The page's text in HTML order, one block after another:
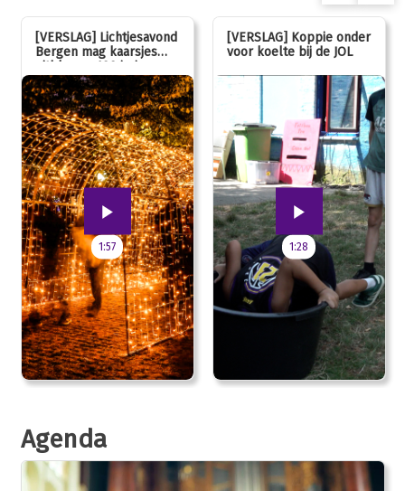
[VERSLAG] Lichtjesavond
Bergen mag kaarsjes
uitblazen: 100 jarig
jubileum!
1:57
[VERSLAG] Koppie onder
voor koelte bij de JOL
1:28
Agenda